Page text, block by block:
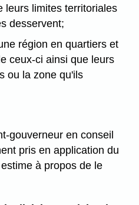
leurs limites territoriales
desservent;
région en quartiers et
ceux-ci ainsi que leurs
ou la zone qu'ils
gouverneur en conseil
pris en application du
à propos de le